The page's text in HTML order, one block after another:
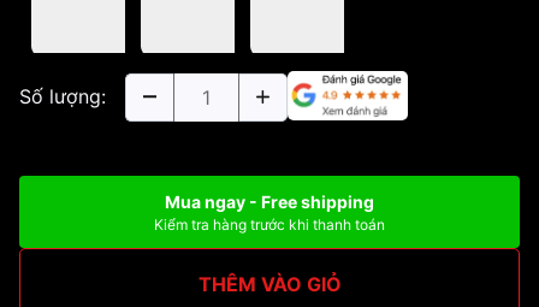
Số lượng:
Mua ngay - Free shipping
Kiểm tra hàng trước khi thanh toán
THÊM VÀO GIỎ